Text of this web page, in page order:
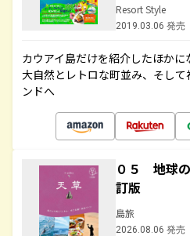
Resort Style
2019.03.06 発売
カウアイ島だけを紹介したほか
大自然とレトロな町並み、そし
ンドへ
０５ 地球
訂版
島旅
2026.08.06 発売